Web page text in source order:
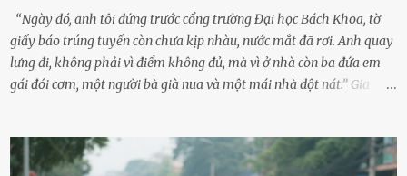
bánh rời khỏi bến...
“Ngày đó, anh tôi đứng trước cổng trường Đại học Bách Khoa, tờ
giấy báo trúng tuyển còn chưa kịp nhàu, nước mắt đã rơi. Anh quay
lưng đi, không phải vì điểm không đủ, mà vì ở nhà còn ba đứa em
gái đói cơm, một người bà già nua và một mái nhà dột nát.” Gia
có tin tức. Mọi gánh nặng đổ dồn lên đôi vai gầy guộc của bà nội –
cụ Nguyễn Thị Đào – và cậu con trai cả là Trí, lúc đó mới chỉ 17 tuổi.